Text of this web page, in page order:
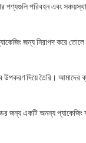
পণ্যগুলি পরিবহন এবং
জন্য নিরাপদ করে
দিয়ে তৈরি। আমাদের
জন্য একটি অনন্য